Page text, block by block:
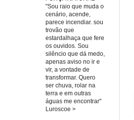
"Sou raio que muda o
cenário, acende,
parece incendiar. sou
trovão que
estardalhaça que fere
os ouvidos. Sou
silêncio que dá medo,
apenas aviso no ir e
vir, a vontade de
transformar. Quero
ser chuva, rolar na
terra e em outras
águas me encontrar"
Luroscoe >